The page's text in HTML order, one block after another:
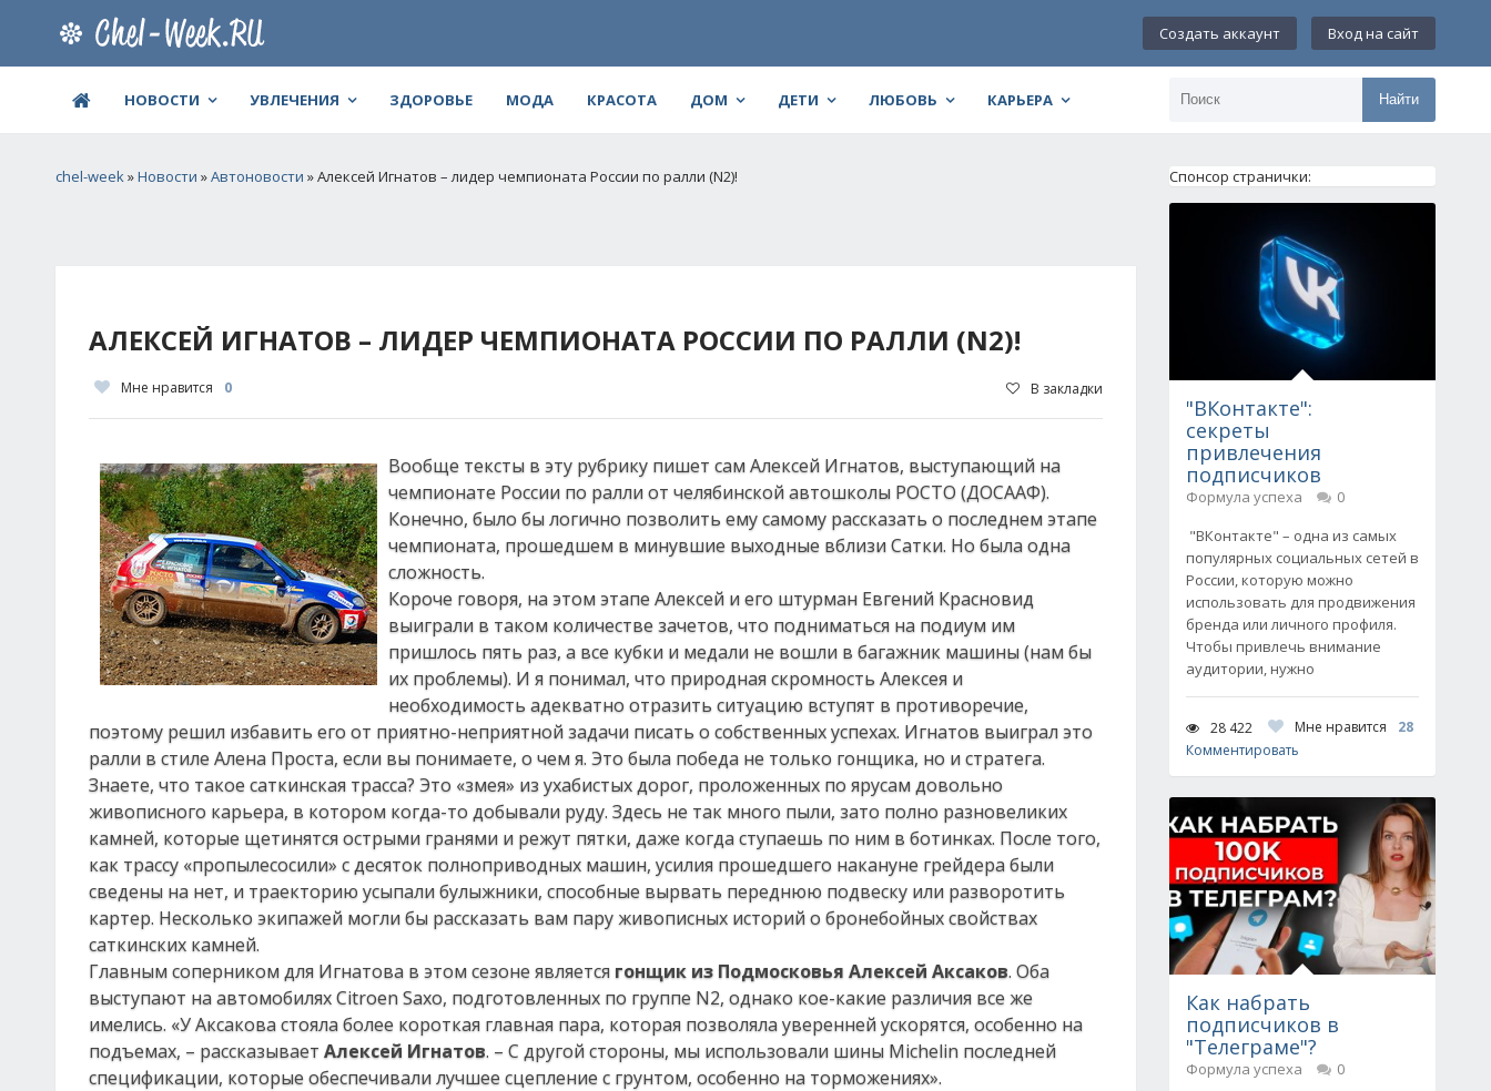
Создать аккаунт Вход на сайт
НОВОСТИ УВЛЕЧЕНИЯ ЗДОРОВЬЕ МОДА КРАСОТА ДОМ ДЕТИ ЛЮБОВЬ КАРЬЕРА Найти
chel-week»Новости »Автоновости » Алексей Игнатов – лидер чемпионата России по ралли (N2)!
АЛЕКСЕЙ ИГНАТОВ – ЛИДЕР ЧЕМПИОНАТА РОССИИ ПО РАЛЛИ (N2)!
Мне нравится 0 В закладки
Вообще тексты в эту рубрику пишет сам Алексей Игнатов, выступающий на
чемпионате России по ралли от челябинской автошколы РОСТО (ДОСААФ).
Конечно, было бы логично позволить ему самому рассказать о последнем этапе
чемпионата, прошедшем в минувшие выходные вблизи Сатки. Но была одна
сложность.
Короче говоря, на этом этапе Алексей и его штурман Евгений Красновид
выиграли в таком количестве зачетов, что подниматься на подиум им
пришлось пять раз, а все кубки и медали не вошли в багажник машины (нам бы
их проблемы). И я понимал, что природная скромность Алексея и
необходимость адекватно отразить ситуацию вступят в противоречие,
поэтому решил избавить его от приятно-неприятной задачи писать о собственных успехах. Игнатов выиграл это
ралли в стиле Алена Проста, если вы понимаете, о чем я. Это была победа не только гонщика, но и стратега.
Знаете, что такое саткинская трасса? Это «змея» из ухабистых дорог, проложенных по ярусам довольно
живописного карьера, в котором когда-то добывали руду. Здесь не так много пыли, зато полно разновеликих
камней, которые щетинятся острыми гранями и режут пятки, даже когда ступаешь по ним в ботинках. После того,
как трассу «пропылесосили» с десяток полноприводных машин, усилия прошедшего накануне грейдера были
сведены на нет, и траекторию усыпали булыжники, способные вырвать переднюю подвеску или разворотить
картер. Несколько экипажей могли бы рассказать вам пару живописных историй о бронебойных свойствах
саткинских камней.
Главным соперником для Игнатова в этом сезоне является гонщик из Подмосковья Алексей Аксаков. Оба
выступают на автомобилях Citroen Saxo, подготовленных по группе N2, однако кое-какие различия все же
имелись. «У Аксакова стояла более короткая главная пара, которая позволяла уверенней ускорятся, особенно на
подъемах, – рассказывает Алексей Игнатов. – С другой стороны, мы использовали шины Michelin последней
спецификации, которые обеспечивали лучшее сцепление с грунтом, особенно на торможениях».
Спонсор странички:
"ВКонтакте":
секреты
привлечения
подписчиков
Формула успеха
0
"ВКонтакте" – одна из самых
популярных социальных сетей в
России, которую можно
использовать для продвижения
бренда или личного профиля.
Чтобы привлечь внимание
аудитории, нужно
28 422 Мне нравится
28
Комментировать
Как набрать
подписчиков в
"Телеграме"?
Формула успеха
0